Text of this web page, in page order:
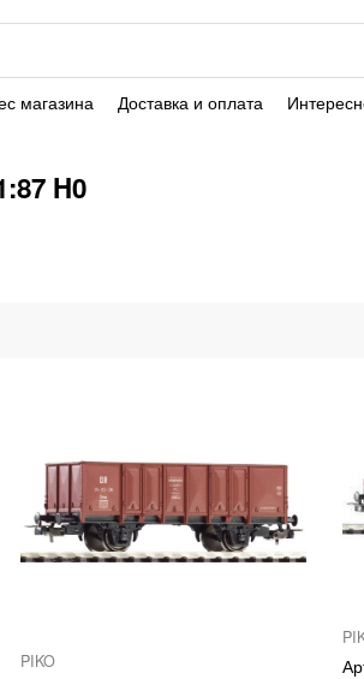
магазина Доставка и оплата
H0
PIKO